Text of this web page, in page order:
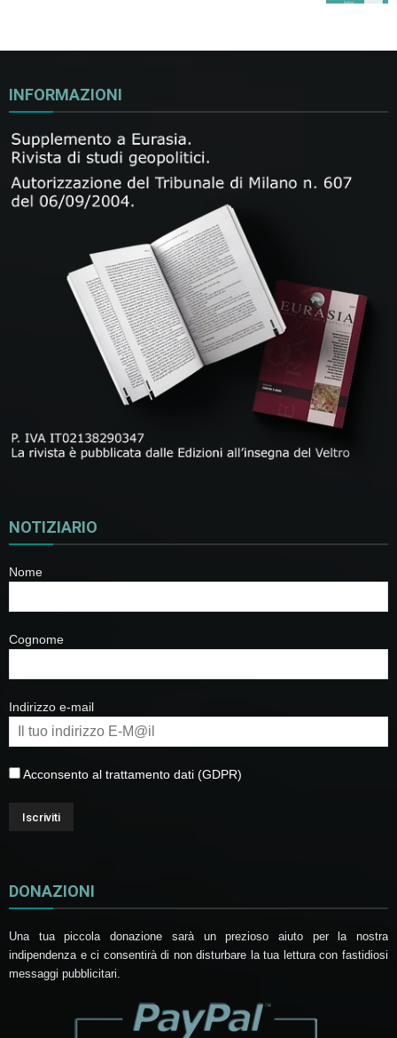
INFORMAZIONI
NOTIZIARIO
Nome
Cognome
Indirizzo e-mail
Acconsento al trattamento dati (GDPR)
DONAZIONI
Una tua piccola donazione sarà un prezioso aiuto per la nostra
indipendenza e ci consentirà di non disturbare la tua lettura con fastidiosi
messaggi pubblicitari.